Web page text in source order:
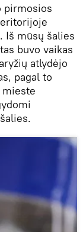
pirmosios
Iš mūsų šalies
buvo vaikas
atlydėjo
pagal to